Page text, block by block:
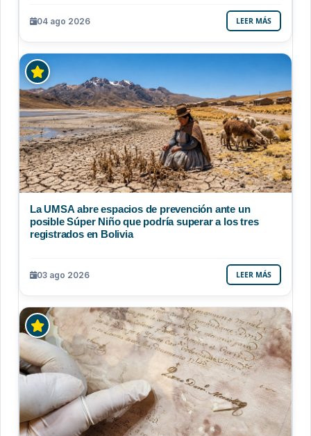
04 ago 2026 LEER MÁS
La UMSA abre espacios de prevención ante un
posible Súper Niño que podría superar a los tres
registrados en Bolivia
03 ago 2026 LEER MÁS